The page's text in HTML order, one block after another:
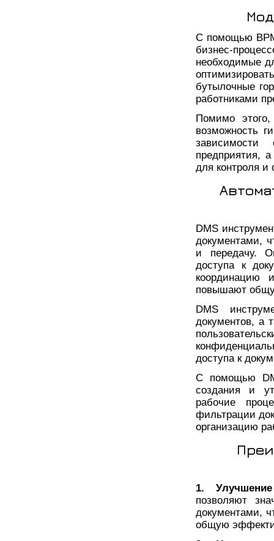
С помощью
бизнес-
необходимые
бутылочные
работниками
Помимо этого,
возможность
предприятия,
для контроля и
DMS
документами,
и передачу.
доступа к
координацию
повышают
DMS
документов, а
доступа к
С помощью
создания и
рабочие
фильтрации
организацию
1.
позволяют
документами,
общую